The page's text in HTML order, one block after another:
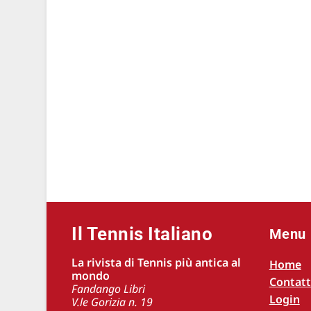
Il Tennis Italiano
La rivista di Tennis più antica al
mondo
Fandango Libri
V.le Gorizia n. 19
Menu
Home
Login